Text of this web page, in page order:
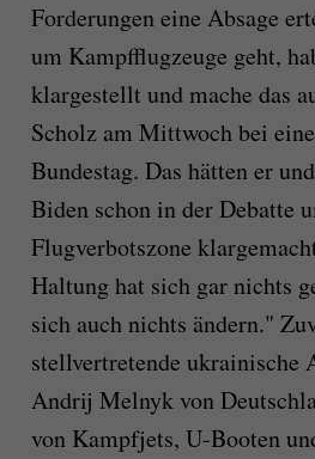
Forderungen eine Absage
um Kampfflugzeuge geht,
klargestellt und mache das
Scholz am Mittwoch bei
Bundestag. Das hätten er
Biden schon in der Debatte
Flugverbotszone
Haltung hat sich gar nichts
sich auch nichts ändern."
stellvertretende ukrainische
Andrij Melnyk von
von Kampfjets, U-Booten